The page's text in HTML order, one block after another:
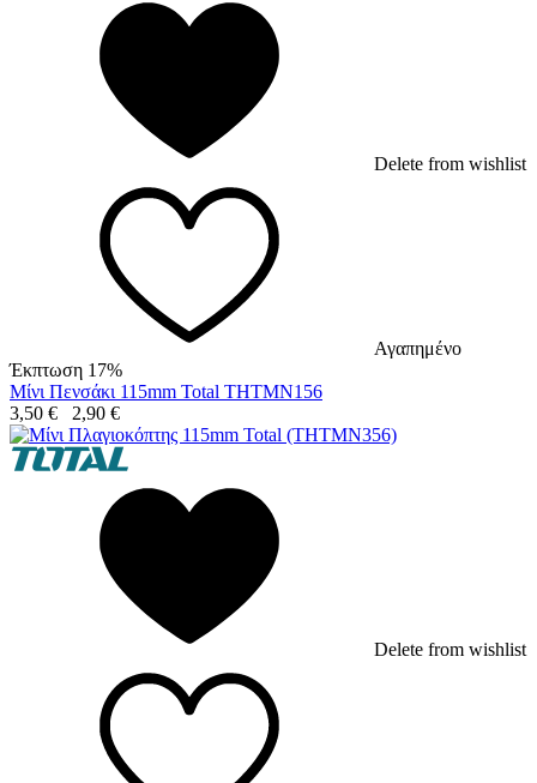
Delete from wishlist
Αγαπημένο
Έκπτωση 17%
Μίνι Πενσάκι 115mm Total THTMN156
3,50 € 2,90 €
Delete from wishlist